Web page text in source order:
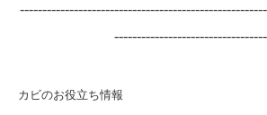
カビのお役立ち情報